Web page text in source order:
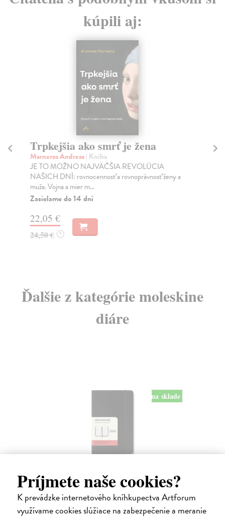
Príjmete naše cookies?
K prevádzke internetového kníhkupectva Artforum
využívame cookies slúžiace na zabezpečenie a meranie
kúpili aj:
Trpkejšia ako smrť je žena
Marneros Andreas| Kniha
JE TO MOŽNO NAJVÄČŠIA REVOLÚCIA
NAŠICH DNÍ: rovnocennosť a rovnoprávnosť ženy a
muža. Vojna a mier m...
Zasielame do 14 dní
22,05 €
24,50 € ?
Ďalšie z kategórie moleskine
diáre
na sklade
Diár Moleskine 2026 - mäkké dosky, S,
denný, čierny
9 x 14 cm| Zápisník Moleskine
Denný diár vreckové veľkosti na rok 2026. Na každý deň stránka pre
poznámky a schôdzky.